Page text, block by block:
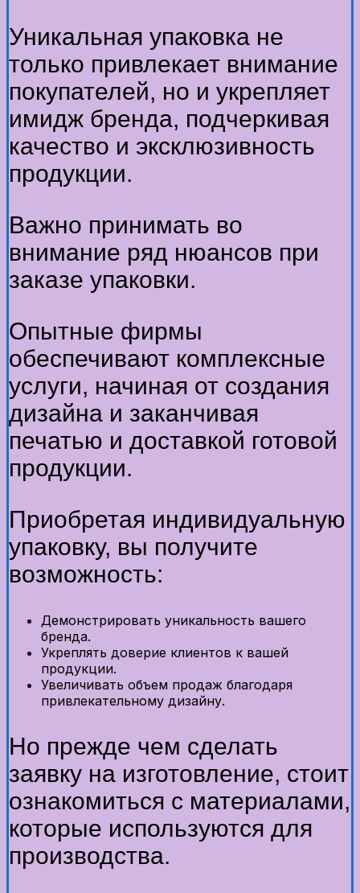
Уникальная упаковка не
только привлекает внимание
покупателей, но и укрепляет
имидж бренда, подчеркивая
качество и эксклюзивность
продукции.
Важно принимать во
внимание ряд нюансов при
заказе упаковки.
Опытные фирмы
обеспечивают комплексные
услуги, начиная от создания
дизайна и заканчивая
печатью и доставкой готовой
продукции.
Приобретая индивидуальную
упаковку, вы получите
возможность:
Демонстрировать уникальность вашего
бренда.
Укреплять доверие клиентов к вашей
продукции.
Увеличивать объем продаж благодаря
привлекательному дизайну.
Но прежде чем сделать
заявку на изготовление, стоит
ознакомиться с материалами,
которые используются для
производства.